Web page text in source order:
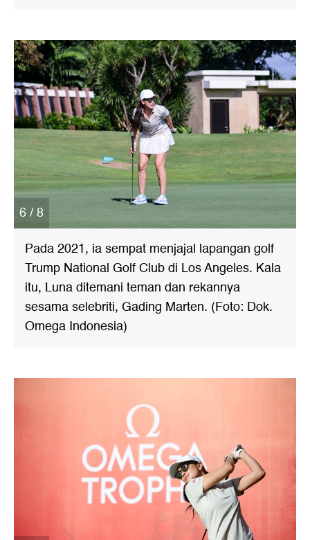
6 / 8
Pada 2021, ia sempat menjajal lapangan golf
Trump National Golf Club di Los Angeles. Kala
itu, Luna ditemani teman dan rekannya
sesama selebriti, Gading Marten. (Foto: Dok.
Omega Indonesia)